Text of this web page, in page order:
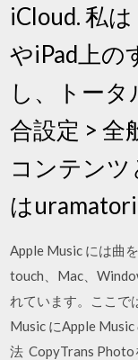
iCloud. 私
やiPad上の
し、トー
合設定 > 全
コンテンツ
は
Apple Music には曲
touch、Mac、
れています。ここで
Music にApple
法 CopyTrans Photo